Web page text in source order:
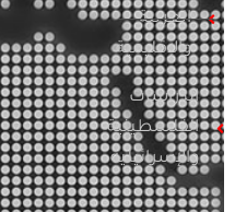
العربية
والإقليمية
الدراسات
الفلسطينية
والإسرائيلية